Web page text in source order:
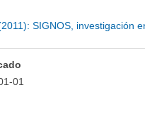
SIGNOS, investigación
01